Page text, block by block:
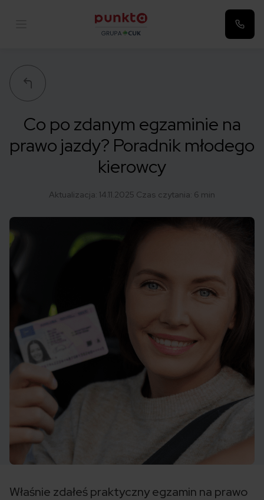
Co po zdanym egzaminie na
prawo jazdy? Poradnik młodego
kierowcy
Aktualizacja: 14.11.2025 Czas czytania: 6 min
Właśnie zdałeś praktyczny egzamin na prawo